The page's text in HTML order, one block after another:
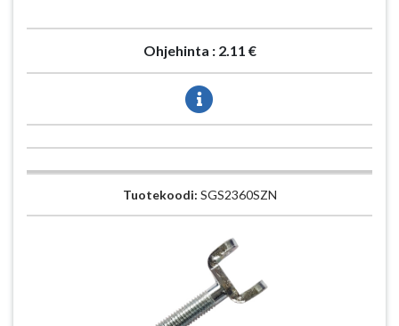
Ohjehinta : 2.11 €
Tuotekoodi: SGS2360SZN